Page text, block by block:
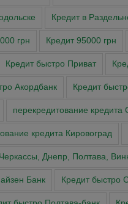
Кредит в
грн Кредит 95000 грн
Кредит быстро Приват
Акордбанк Кредит
перекредитование кредита
кредита Кировоград
Днепр, Полтава,
Банк Кредит быстро